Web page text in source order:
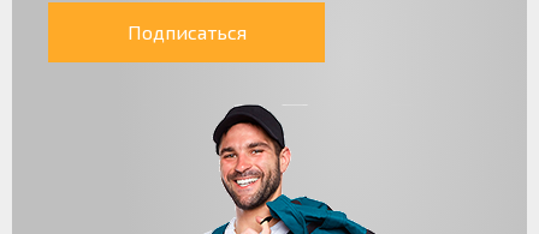
Подписаться